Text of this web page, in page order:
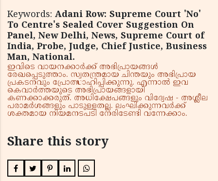
Keywords: Adani Row: Supreme Court 'No'
To Centre's Sealed Cover Suggestion On
Panel, New Delhi, News, Supreme Court of
India, Probe, Judge, Chief Justice, Business
Man, National.
ഇവിടെ വായനക്കാർക്ക് അഭിപ്രായങ്ങൾ
രേഖപ്പെടുത്താം. സ്വതന്ത്രമായ ചിന്തയും അഭിപ്രായ
പ്രകടനവും പ്രോത്സാഹിപ്പിക്കുന്നു. എന്നാൽ ഇവ
കെവാർത്തയുടെ അഭിപ്രായങ്ങളായി
കണക്കാക്കരുത്. അധിക്ഷേപങ്ങളും വിദ്വേഷ - അശ്ലീല
പരാമർശങ്ങളും പാടുള്ളതല്ല. ലംഘിക്കുന്നവർക്ക്
ശക്തമായ നിയമനടപടി നേരിടേണ്ടി വന്നേക്കാം.
Share this story